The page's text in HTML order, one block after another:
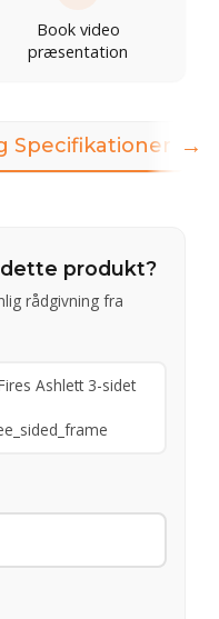
Book video
præsentation
Specifikationer
produkt?
rådgivning fra
Ashlett 3-sidet
→